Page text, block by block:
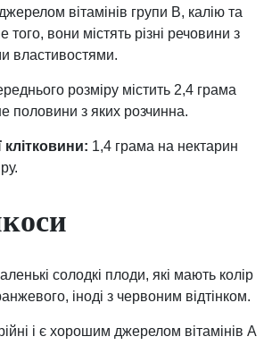
вітамінів групи В, калію та
того, вони містять різні речовини з
властивостями.
розміру містить 2,4 грама
половини з яких розчинна.
клітковини: 1,4 грама на нектарин
солодкі плоди, які мають колір
іноді з червоним відтінком.
і є хорошим джерелом вітамінів А